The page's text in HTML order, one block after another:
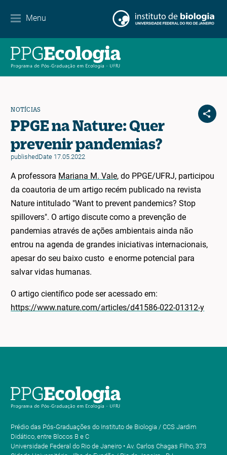
Menu
Contato
NOTÍCIAS
PPGE na Nature: Quer
prevenir pandemias?
publishedDate 17.05.2022
A professora Mariana M. Vale, do PPGE/UFRJ, participou
da coautoria de um artigo recém publicado na revista
Nature intitulado "Want to prevent pandemics? Stop
spillovers". O artigo discute como a prevenção de
pandemias através de ações ambientais ainda não
entrou na agenda de grandes iniciativas internacionais,
apesar do seu baixo custo e enorme potencial para
salvar vidas humanas.
O artigo científico pode ser acessado em:
https://www.nature.com/articles/d41586-022-01312-y
Prédio das Pós-Graduações do Instituto de Biologia / CCS Jardim
Didático, entre Blocos B e C
Universidade Federal do Rio de Janeiro • Av. Carlos Chagas Filho, 373